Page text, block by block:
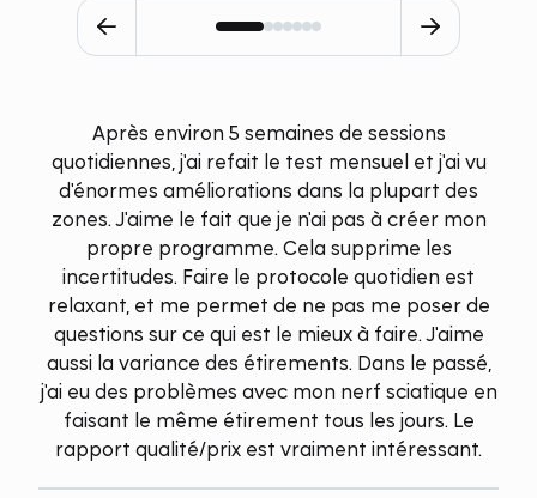
Après environ 5 semaines de sessions
quotidiennes, j'ai refait le test mensuel et j'ai vu
d'énormes améliorations dans la plupart des
zones. J'aime le fait que je n'ai pas à créer mon
propre programme. Cela supprime les
incertitudes. Faire le protocole quotidien est
relaxant, et me permet de ne pas me poser de
questions sur ce qui est le mieux à faire. J'aime
aussi la variance des étirements. Dans le passé,
j'ai eu des problèmes avec mon nerf sciatique en
faisant le même étirement tous les jours. Le
rapport qualité/prix est vraiment intéressant.